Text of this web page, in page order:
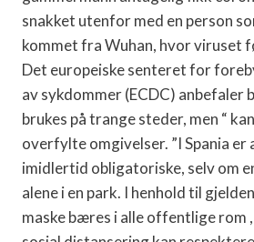
snakket utenfor med en person
kommet fra Wuhan, hvor viruset
Det europeiske senteret for
av sykdommer (ECDC) anbefaler
brukes på trange steder, men “
overfylte omgivelser. ”I Spania er
imidlertid obligatoriske, selv om
alene i en park. I henhold til
maske bæres i alle offentlige rom